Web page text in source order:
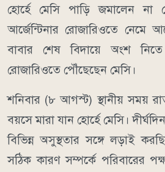
হোর্হে মেসি পাড়ি জমালেন না
আর্জেন্টিনার রোজারিওতে নেমে
বাবার শেষ বিদায়ে অংশ নিতে
রোজারিওতে পৌঁছেছেন মেসি।
শনিবার (৮ আগস্ট) স্থানীয় সময়
বয়সে মারা যান হোর্হে মেসি।
বিভিন্ন অসুস্থতার সঙ্গে লড়াই
সঠিক কারণ সম্পর্কে পরিবারের